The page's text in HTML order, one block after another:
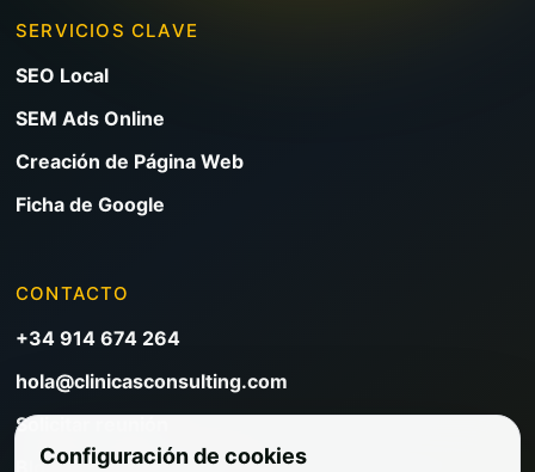
SERVICIOS CLAVE
SEO Local
SEM Ads Online
Creación de Página Web
Ficha de Google
CONTACTO
+34 914 674 264
hola@clinicasconsulting.com
Solicitar reunión
Blog de marketing clínico
Configuración de cookies